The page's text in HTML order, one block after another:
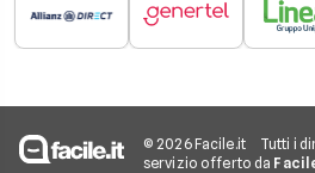
© 2026 Facile.it Tutti i
servizio offerto da